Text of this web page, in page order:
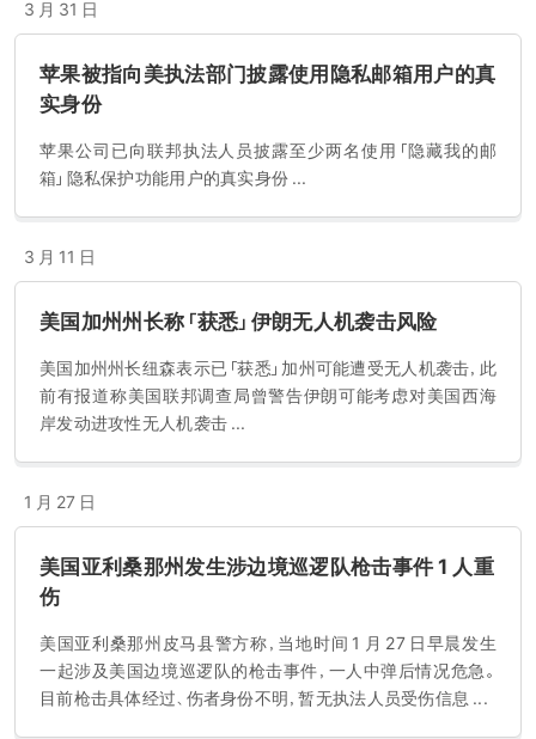
3 月 31 日
苹果被指向美执法部门披露使用隐私邮箱用户的真
实身份
苹果公司已向联邦执法人员披露至少两名使用「隐藏我的邮
箱」隐私保护功能用户的真实身份 ...
3 月 11 日
美国加州州长称「获悉」伊朗无人机袭击风险
美国加州州长纽森表示已「获悉」加州可能遭受无人机袭击，此
前有报道称美国联邦调查局曾警告伊朗可能考虑对美国西海
岸发动进攻性无人机袭击 ...
1 月 27 日
美国亚利桑那州发生涉边境巡逻队枪击事件 1 人重
伤
美国亚利桑那州皮马县警方称，当地时间 1 月 27 日早晨发生
一起涉及美国边境巡逻队的枪击事件，一人中弹后情况危急。
目前枪击具体经过、伤者身份不明，暂无执法人员受伤信息 ...